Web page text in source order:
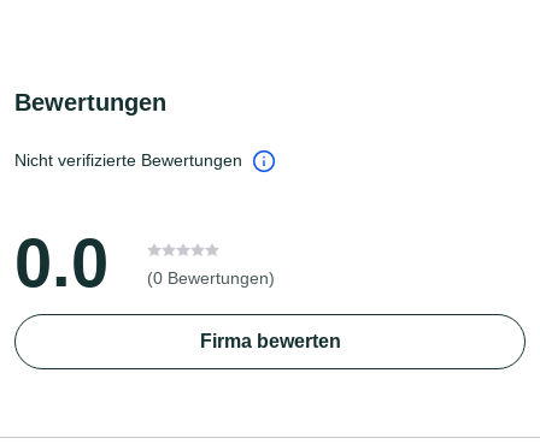
Bewertungen
Nicht verifizierte Bewertungen
0.0 (0 Bewertungen)
Firma bewerten